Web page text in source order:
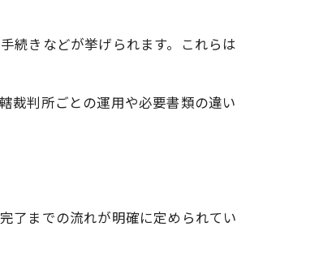
続きなどが挙げられます。これらは
裁判所ごとの運用や必要書類の違い
了までの流れが明確に定められてい